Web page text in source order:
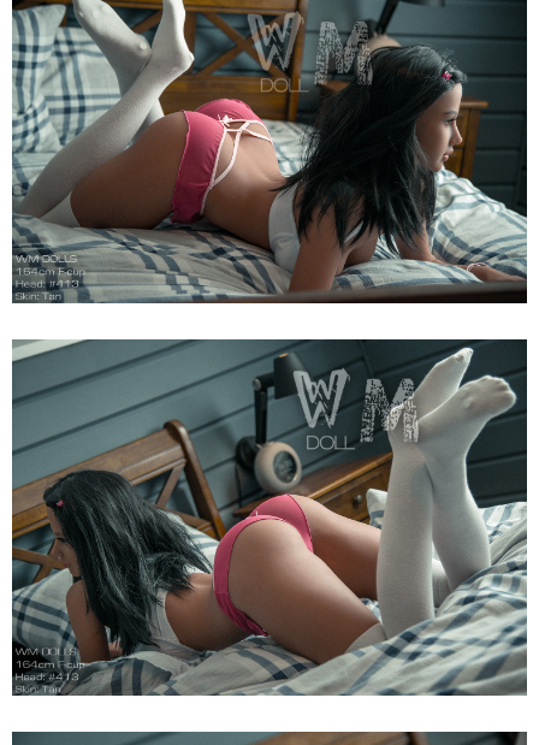
Tình
Dục
WM
Dolls
F
Anita
164cm
Siêu
Thật,
Cao
Cấp,
Hot
Búp
Tình
WM
Dolls
Anita
164cm
Siêu
Thật,
Cao
Cấp,
Hot
Búp